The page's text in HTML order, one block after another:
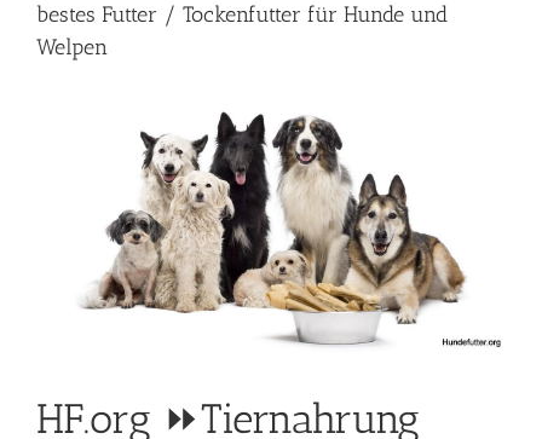
bestes Futter / Tockenfutter für Hunde und
Welpen
HF.org ⏩Tiernahrung